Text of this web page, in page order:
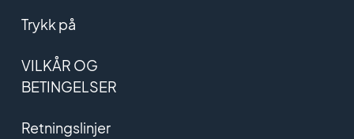
Trykk på
VILKÅR OG
BETINGELSER
Retningslinjer